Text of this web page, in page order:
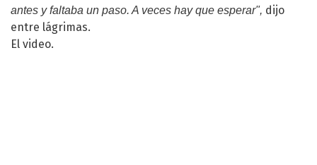
antes y faltaba un paso. A veces hay que esperar", dijo
entre lágrimas.
El video.